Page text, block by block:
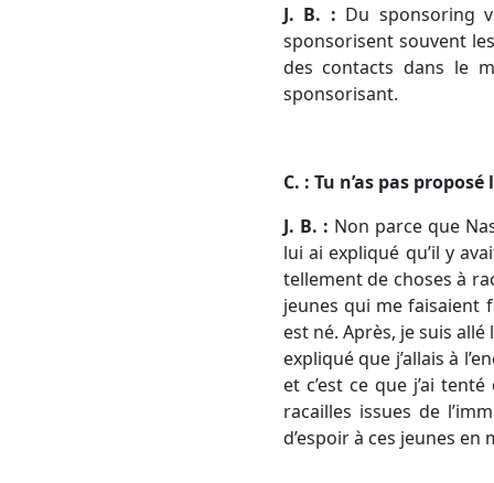
J. B. : Du sponsoring
sponsorisent souvent
des contacts dans le
sponsorisant.
C. : Tu n’as pas
J. B. : Non parce que
lui ai expliqué qu’il y
tellement de choses à
jeunes qui me faisaient
est né. Après, je suis
expliqué que j’allais à
et c’est ce que j’ai
racailles issues de
d’espoir à ces jeunes